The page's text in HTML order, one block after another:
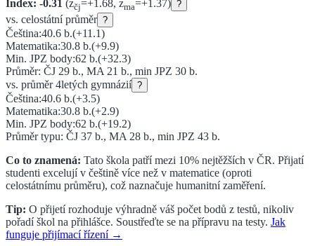
Index: -0.31 (zčj=+1.68, zma=+1.37) ?
vs. celostátní průměr ?
Čeština:40.6 b.(+11.1)
Matematika:30.8 b.(+9.9)
Min. JPZ body:62 b.(+32.3)
Průměr: ČJ 29 b., MA 21 b., min JPZ 30 b.
vs. průměr4letých gymnázií ?
Čeština:40.6 b.(+3.5)
Matematika:30.8 b.(+2.9)
Min. JPZ body:62 b.(+19.2)
Průměr typu: ČJ 37 b., MA 28 b., min JPZ 43 b.
Co to znamená: Tato škola patří mezi 10% nejtěžších v ČR. Přijatí
studenti excelují v češtině více než v matematice (oproti
celostátnímu průměru), což naznačuje humanitní zaměření.
Tip: O přijetí rozhoduje výhradně váš počet bodů z testů, nikoliv
pořadí škol na přihlášce. Soustřeďte se na přípravu na testy. Jak
funguje přijímací řízení →